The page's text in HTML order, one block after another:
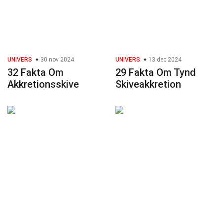
UNIVERS 30 nov 2024
32 Fakta Om
Akkretionsskive
UNIVERS 13 dec 2024
29 Fakta Om Tynd
Skiveakkretion